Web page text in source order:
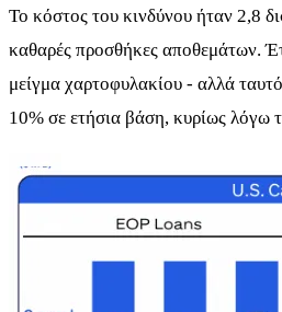
Το κόστος του κινδύνου ήταν 2,8
καθαρές προσθήκες αποθεμάτων.
μείγμα χαρτοφυλακίου - αλλά
10% σε ετήσια βάση, κυρίως λόγω